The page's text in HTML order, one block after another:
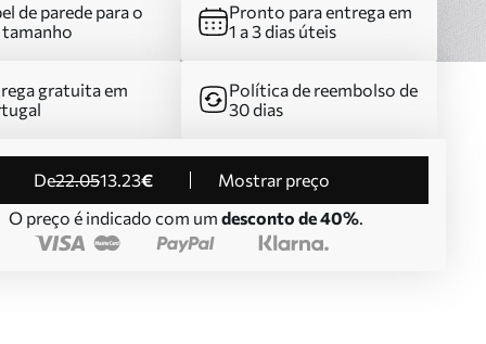
de parede para o
tamanho
Pronto para entrega em
1 a 3 dias úteis
gratuita em
Política de reembolso de
30 dias
de22.0513.23€
Mostrar preço
O preço é indicado com um desconto de 40%.